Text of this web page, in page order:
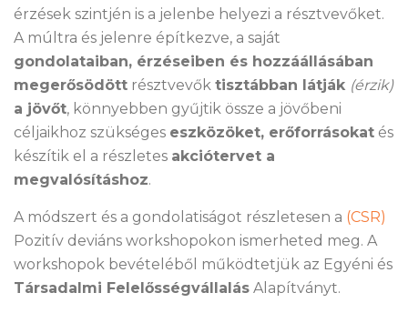
érzések szintjén is a jelenbe helyezi a résztvevőket.
A múltra és jelenre építkezve, a saját
gondolataiban, érzéseiben és hozzáállásában
megerősödött résztvevők tisztábban látják (érzik)
a jövőt, könnyebben gyűjtik össze a jövőbeni
céljaikhoz szükséges eszközöket, erőforrásokat és
készítik el a részletes akciótervet a
megvalósításhoz.
A módszert és a gondolatiságot részletesen a (CSR)
Pozitív deviáns workshopokon ismerheted meg. A
workshopok bevételéből működtetjük az Egyéni és
Társadalmi Felelősségvállalás Alapítványt.